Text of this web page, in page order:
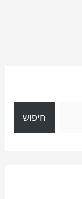
חיפוש